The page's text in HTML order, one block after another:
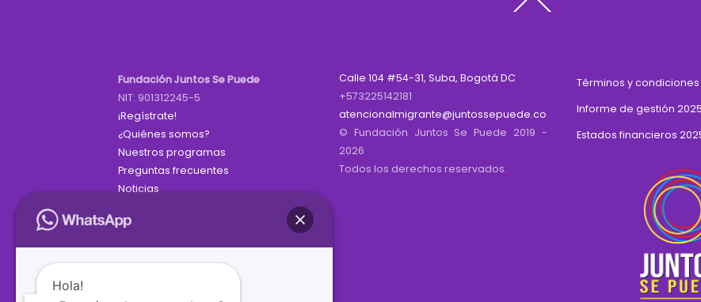
To
Fundación Juntos Se Puede
NIT: 901312245-5
¡Regístrate!
¿Quiénes somos?
Nuestros programas
Preguntas frecuentes
Noticias
Calle 104 #54-31, Suba, Bogotá DC
+573225142181
atencionalmigrante@juntossepuede.co
© Fundación Juntos Se Puede 2019 -
2026
Todos los derechos reservados.
Términos y condiciones
Informe de gestión 2025
Estados financieros
Hola!